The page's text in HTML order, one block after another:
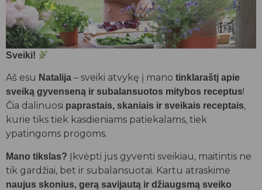
Sveiki!
Aš esu Natalija – sveiki atvykę į mano tinklaraštį apie
sveiką gyvenseną ir subalansuotos mitybos receptus!
Čia dalinuosi paprastais, skaniais ir sveikais receptais,
kurie tiks tiek kasdieniams patiekalams, tiek
ypatingoms progoms.
Mano tikslas? Įkvėpti jus gyventi sveikiau, maitintis ne
tik gardžiai, bet ir subalansuotai. Kartu atraskime
naujus skonius, gerą savijautą ir džiaugsmą sveiko